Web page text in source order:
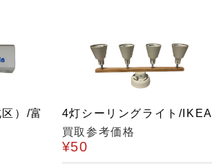
）/富
4灯シーリングライト/IKEA
買取参考価格
¥50